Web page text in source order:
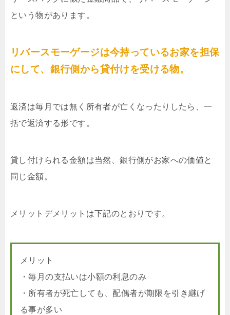
という物があります。
リバースモーゲージは今持っているお家を担保
にして、銀行側から貸付けを受ける物。
返済は毎月では無く所有者が亡くなったりしたら、一
括で返済する形です。
貸し付けられる金額は当然、銀行側がお家への価値と
同じ金額。
メリットデメリットは下記のとおりです。
メリット
・毎月の支払いは小額の利息のみ
・所有者が死亡しても、配偶者が期限を引き継げ
る事が多い